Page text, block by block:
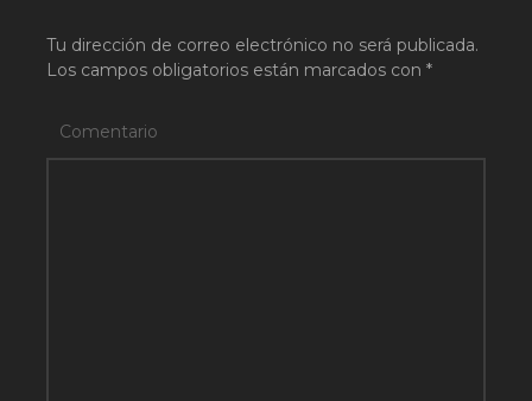
Tu dirección de correo electrónico no será publicada.
Los campos obligatorios están marcados con *
Comentario